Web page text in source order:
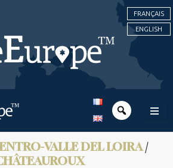
FRANÇAIS
ENGLISH
VALLE DEL LOIRA/